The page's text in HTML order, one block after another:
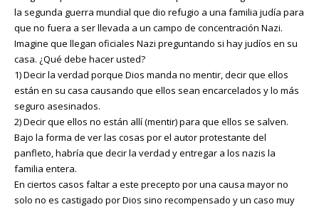
la segunda guerra mundial que dio refugio a una familia judía para
que no fuera a ser llevada a un campo de concentración Nazi.
Imagine que llegan oficiales Nazi preguntando si hay judíos en su
casa. ¿Qué debe hacer usted?
1) Decir la verdad porque Dios manda no mentir, decir que ellos
están en su casa causando que ellos sean encarcelados y lo más
seguro asesinados.
2) Decir que ellos no están allí (mentir) para que ellos se salven.
Bajo la forma de ver las cosas por el autor protestante del
panfleto, habría que decir la verdad y entregar a los nazis la
familia entera.
En ciertos casos faltar a este precepto por una causa mayor no
solo no es castigado por Dios sino recompensado y un caso muy